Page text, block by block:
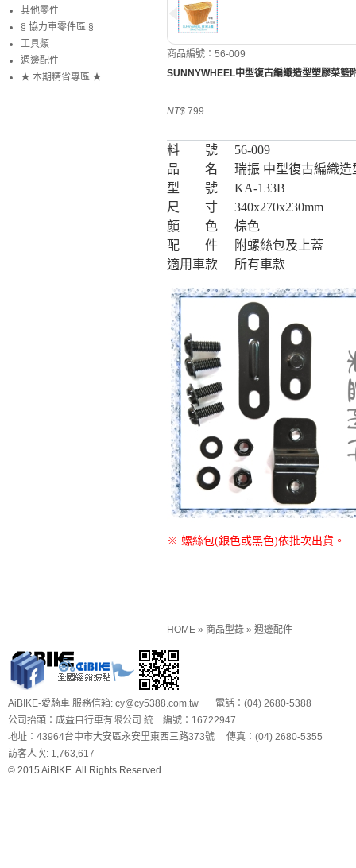
商品編號：56-009
SUNNYWHEEL中型復古編織造型塑膠菜籃
NT$ 799
料 號
56-009
品 名
瑞振 中型復古編織造
型 號
KA-133B
尺 寸
340x270x230mm
顏 色
棕色
配 件
附螺絲包及上蓋
適用車款
所有車款
※ 螺絲包(銀色或黑色)依批次出貨。
HOME » 商品型錄 » 週邊配件
其他零件
§ 協力車零件區 §
工具類
週邊配件
★ 本期精省專區 ★
AiBIKE-愛騎車 服務信箱: cy@cy5388.com.tw 電話：(04) 2680-5388
公司抬頭：成益自行車有限公司 統一編號：16722947
地址：43964台中市大安區永安里東西三路373號 傳真：(04) 2680-5355
訪客人次: 1,763,617
© 2015 AiBIKE. All Rights Reserved.